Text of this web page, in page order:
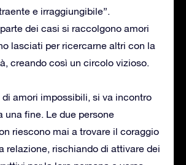
e irraggiungibile”.
dei casi si raccolgono amori
lasciati per ricercarne altri con la
creando così un circolo vizioso.
amori impossibili, si va incontro
una fine. Le due persone
riescono mai a trovare il coraggio
relazione, rischiando di attivare dei